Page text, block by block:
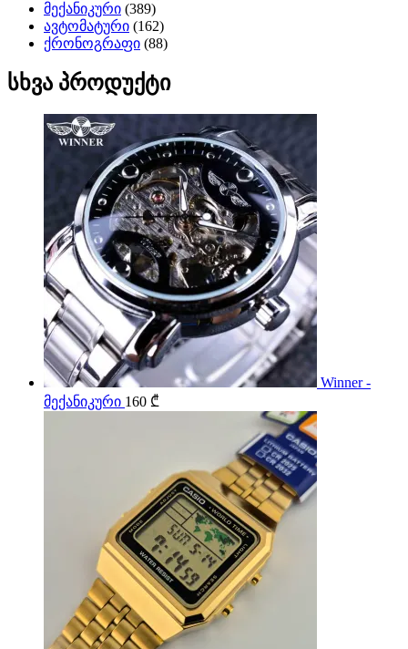
მექანიკური (389)
ავტომატური (162)
ქრონოგრაფი (88)
სხვა პროდუქტი
Winner -
მექანიკური 160 ₾